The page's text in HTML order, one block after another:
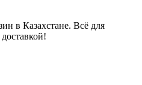
в Казахстане. Всё для